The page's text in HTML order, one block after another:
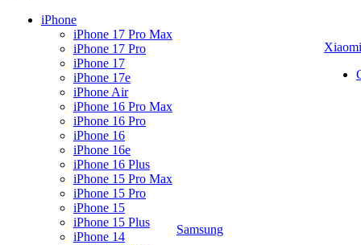
iPhone
iPhone 17 Pro Max
iPhone 17 Pro
iPhone 17
iPhone 17e
iPhone Air
iPhone 16 Pro Max
iPhone 16 Pro
iPhone 16
iPhone 16e
iPhone 16 Plus
iPhone 15 Pro Max
iPhone 15 Pro
iPhone 15
iPhone 15 Plus
iPhone 14
Samsung
Xiaomi